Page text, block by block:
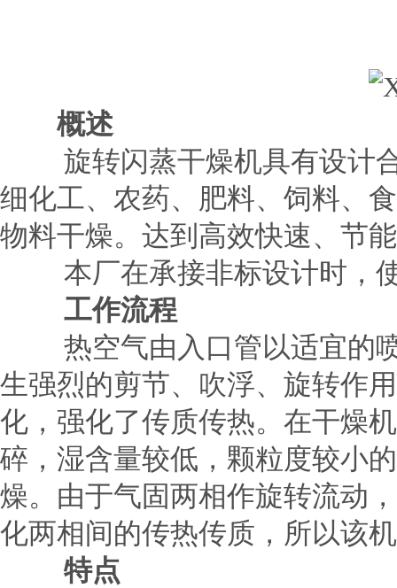
概述
旋转闪蒸干燥机具有设计合
细化工、农药、肥料、饲料、
物料干燥。达到高效快速、节
本厂在承接非标设计时，使
工作流程
热空气由入口管以适宜的喷
生强烈的剪节、吹浮、旋转作
化，强化了传质传热。在干燥
碎，湿含量较低，颗粒度较小
燥。由于气固两相作旋转流动
化两相间的传热传质，所以该
特点